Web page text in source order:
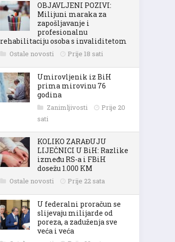
OBJAVLJENI POZIVI:
Milijuni maraka za
zapošljavanje i
profesionalnu
rehabilitaciju osoba s invaliditetom
Ostale novosti Prije 18 sati
Umirovljenik iz BiH
prima mirovinu 76
godina
Zanimljivosti
Prije 20
sati
KOLIKO ZARAĐUJU
LIJEČNICI U BiH: Razlike
između RS-a i FBiH
dosežu 1.000 KM
Ostale novosti Prije 22 sata
U federalni proračun se
slijevaju milijarde od
poreza, a zaduženja sve
veća i veća